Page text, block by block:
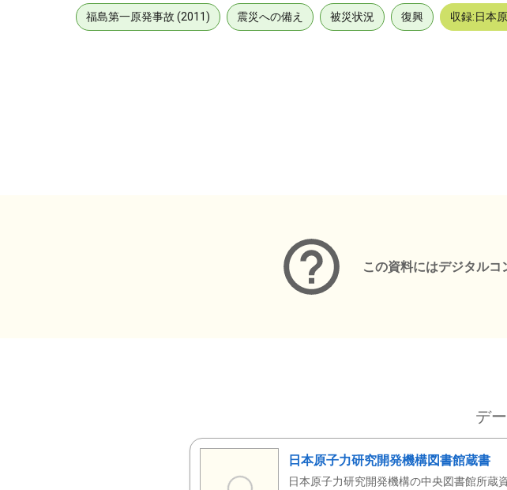
福島第一原発事故 (2011) 震災への備え 被災状況 復興 収録:日本
この資料にはデジタルコ
デ
日本原子力研究開発機構図書館蔵書
日本原子力研究開発機構の中央図書館所蔵